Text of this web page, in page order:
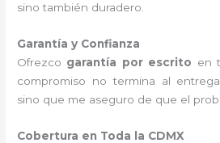
sino también duradero.
Garantía y Confianza
Ofrezco garantía por escrito en
compromiso no termina al
sino que me aseguro de que el
Cobertura en Toda la CDMX